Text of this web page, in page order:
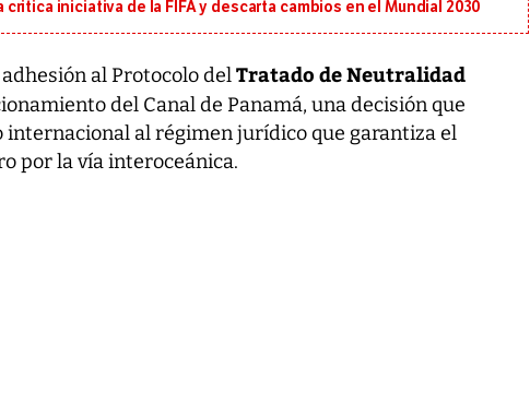
iniciativa de la FIFA y descarta cambios en el Mundial 2030
al Protocolo delTratado de Neutralidad
del Canal de Panamá, una decisión que
internacional al régimen jurídico que garantiza el
por la vía interoceánica.